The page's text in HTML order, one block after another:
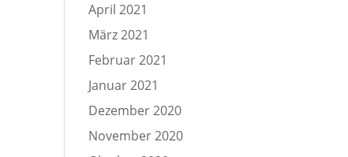
April 2021
März 2021
Februar 2021
Januar 2021
Dezember 2020
November 2020